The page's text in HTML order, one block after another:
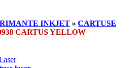
INKJET » CARTUSE
CARTUS YELLOW